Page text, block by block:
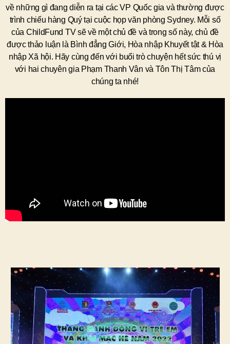
về những gì đang diễn ra tại các VP Quốc gia và thường được
trình chiếu hàng Quý tại cuộc họp văn phòng Sydney. Mỗi số
của ChildFund TV sẽ về một chủ đề và trong số này, chủ đề
được thảo luận là Bình đẳng Giới, Hòa nhập Khuyết tật & Hòa
nhập Xã hội. Hãy cùng đến với buổi trò chuyện hết sức thú vị
với hai chuyên gia Phạm Thanh Vân và Tôn Thị Tâm của
chúng ta nhé!